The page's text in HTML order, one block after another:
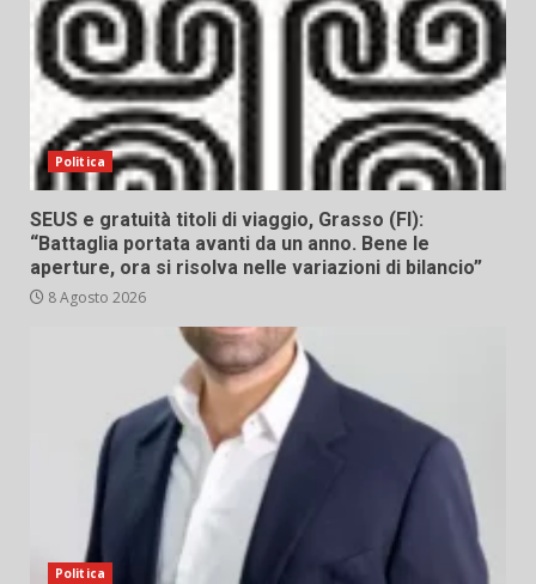
Politica
SEUS e gratuità titoli di viaggio, Grasso (FI):
“Battaglia portata avanti da un anno. Bene le
aperture, ora si risolva nelle variazioni di bilancio”
8 Agosto 2026
Politica